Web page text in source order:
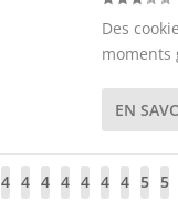
Des
moments
EN
4 4 4 4 4 4 4 5 5